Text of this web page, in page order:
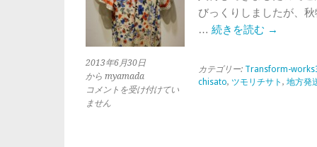
2013年6月30日
から myamada
★
新
コメントを受け付けてい
ません
びっくりしましたが、
… 続きを読む →
カテゴリー: Transform-
chisato, ツモリチサト , 地方発